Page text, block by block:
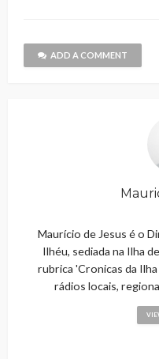
ADD A COMMENT
Maurício de Jesus é o
Ilhéu, sediada na Ilha
rubrica 'Cronicas da
rádios locais,